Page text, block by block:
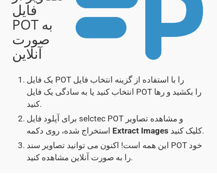
فایل
POT به
صورت
آنلاین
یک فایل POT را با استفاده از گزینه انتخاب فایل
انتخاب کنید یا به سادگی یک فایل POT را بکشید و رها
کنید.
برای آپلود فایل selctec POT و مشاهده تصاویر
Extract Images
کلیک کنید.
این همه است! اکنون می توانید تصاویر سند POT خود
را به صورت آنلاین مشاهده کنید.